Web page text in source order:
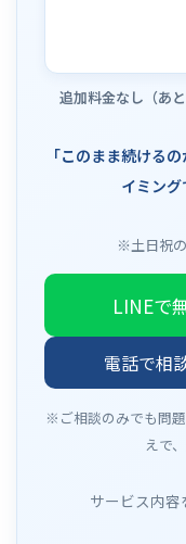
追加料金なし（あ
「このまま続ける
イミング
※土日祝の
LINEで
電話で相
※ご相談のみでも問
えで
サービス内